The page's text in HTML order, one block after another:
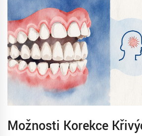
Možnosti Korekce